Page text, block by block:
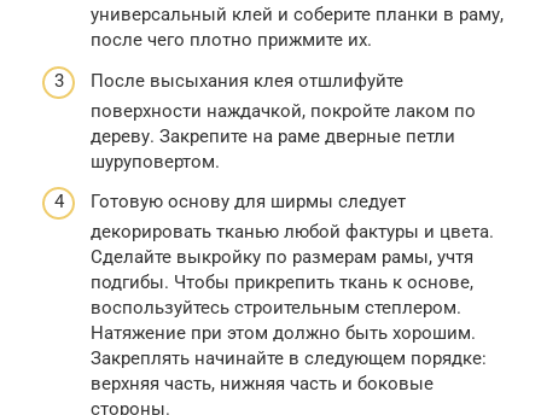
универсальный клей и соберите планки в раму,
после чего плотно прижмите их.
После высыхания клея отшлифуйте
поверхности наждачкой, покройте лаком по
дереву. Закрепите на раме дверные петли
шуруповертом.
Готовую основу для ширмы следует
декорировать тканью любой фактуры и цвета.
Сделайте выкройку по размерам рамы, учтя
подгибы. Чтобы прикрепить ткань к основе,
воспользуйтесь строительным степлером.
Натяжение при этом должно быть хорошим.
Закреплять начинайте в следующем порядке:
верхняя часть, нижняя часть и боковые
стороны.